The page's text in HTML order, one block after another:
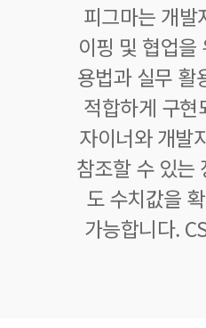
피그마는 개
이핑 및 협업
용법과 실무 활
적합하게 구
자이너와 개발
참조할 수 있는
도 수치값을
가능합니다.